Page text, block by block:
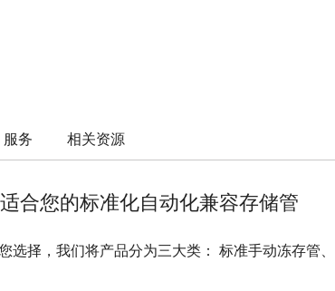
服务 相关资源
合您的标准化自动化兼容存储管
选择，我们将产品分为三大类： 标准手动冻存管